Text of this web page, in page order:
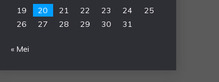
19
20 21 22 23 24
25
26
27 28 29 30 31
« Mei